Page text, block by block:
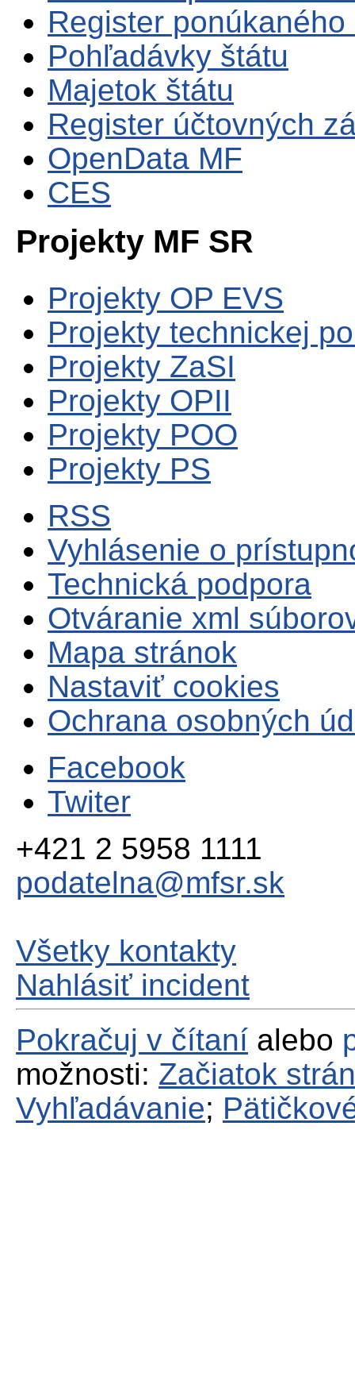
Register
Pohľadávky štátu
Majetok štátu
Register účtovných
OpenData MF
CES
Projekty MF SR
Projekty OP EVS
Projekty technickej
Projekty ZaSI
Projekty OPII
Projekty POO
Projekty PS
RSS
Vyhlásenie o
Technická podpora
Otváranie xml
Mapa stránok
Nastaviť cookies
Ochrana osobných
Facebook
Twiter
+421 2 5958 1111
podatelna@mfsr.sk
Všetky kontakty
Nahlásiť incident
Pokračuj v čítaní alebo
možnosti: Začiatok
Vyhľadávanie;